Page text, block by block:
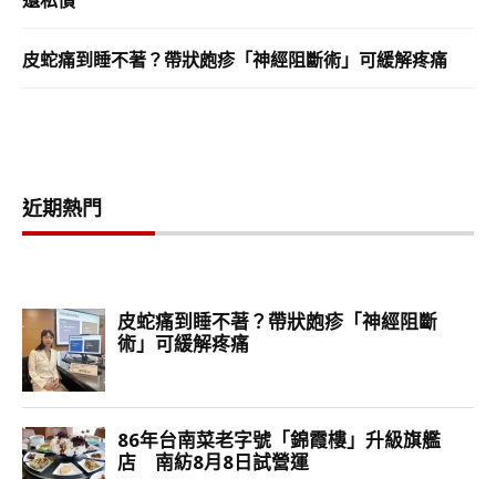
皮蛇痛到睡不著？帶狀皰疹「神經阻斷術」可緩解疼痛
近期熱門